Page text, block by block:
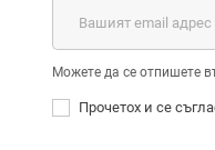
Можете да се отпишете
Прочетох и се